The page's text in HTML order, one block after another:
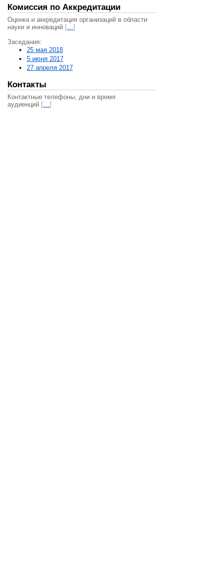
Комиссия по Аккредитации
Оценка и аккредитация организаций в области
науки и инноваций […]
Заседания:
25 мая 2018
5 июня 2017
27 апреля 2017
Контакты
Контактные телефоны, дни и время
аудиенций […]